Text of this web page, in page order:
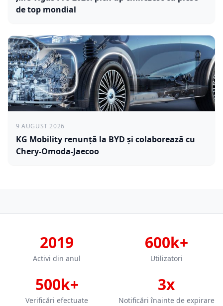
de top mondial
9 AUGUST 2026
KG Mobility renunță la BYD și colaborează cu
Chery-Omoda-Jaecoo
2019
Activi din anul
600k+
Utilizatori
500k+
Verificări efectuate
3x
Notificări înainte de expirare